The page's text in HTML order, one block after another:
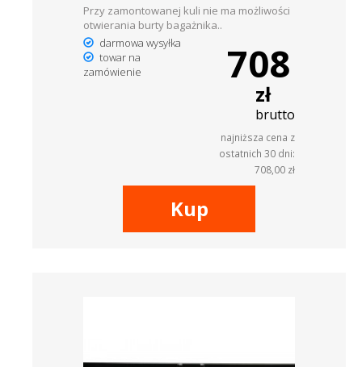
Przy zamontowanej kuli nie ma możliwości
otwierania burty bagażnika..
darmowa wysyłka
towar na
zamówienie
708
zł
brutto
najniższa cena z
ostatnich 30 dni:
708,00 zł
Kup